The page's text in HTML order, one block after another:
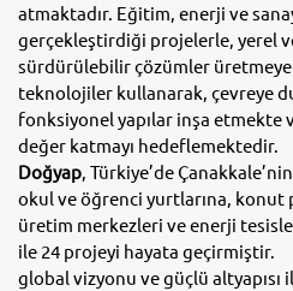
atmaktadır. Eğitim, enerji ve
gerçekleştirdiği projelerle, yerel
sürdürülebilir çözümler
teknolojiler kullanarak, çevreye
fonksiyonel yapılar inşa etmekte
değer katmayı hedeflemektedir.
Doğyap, Türkiye’de
okul ve öğrenci yurtlarına, konut
üretim merkezleri ve enerji
ile 24 projeyi hayata geçirmiştir.
global vizyonu ve güçlü altyapısı